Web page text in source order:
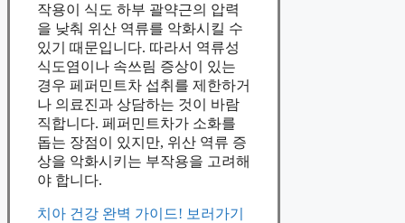
작용이 식도 하부 괄약근의 압력
을 낮춰 위산 역류를 악화시킬 수
있기 때문입니다. 따라서 역류성
식도염이나 속쓰림 증상이 있는
경우 페퍼민트차 섭취를 제한하거
나 의료진과 상담하는 것이 바람
직합니다. 페퍼민트차가 소화를
돕는 장점이 있지만, 위산 역류 증
상을 악화시키는 부작용을 고려해
야 합니다.
치아 건강 완벽 가이드! 보러가기